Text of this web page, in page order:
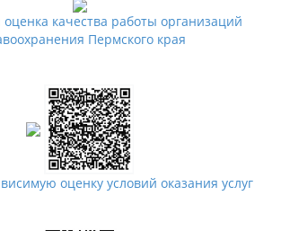
качества работы организаций
Пермского края
оценку условий оказания услуг